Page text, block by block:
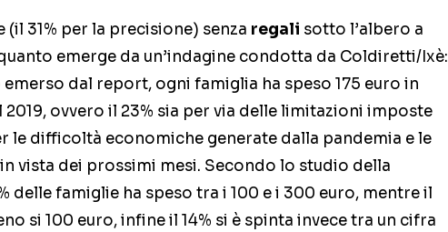
(il 31% per la precisione) senza regali sotto l’albero a
emerge da un’indagine condotta da Coldiretti/Ixè:
dal report, ogni famiglia ha speso 175 euro in
ovvero il 23% sia per via delle limitazioni imposte
le difficoltà economiche generate dalla pandemia e le
vista dei prossimi mesi. Secondo lo studio della
delle famiglie ha speso tra i 100 e i 300 euro, mentre il
si 100 euro, infine il 14% si è spinta invece tra un cifra